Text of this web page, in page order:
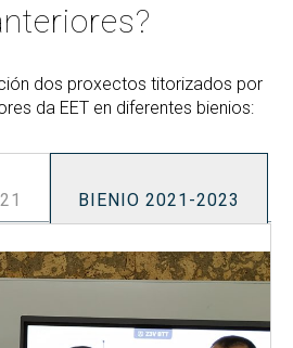
dos proxectos titorizados por
da EET en diferentes bienios:
BIENIO 2021-2023